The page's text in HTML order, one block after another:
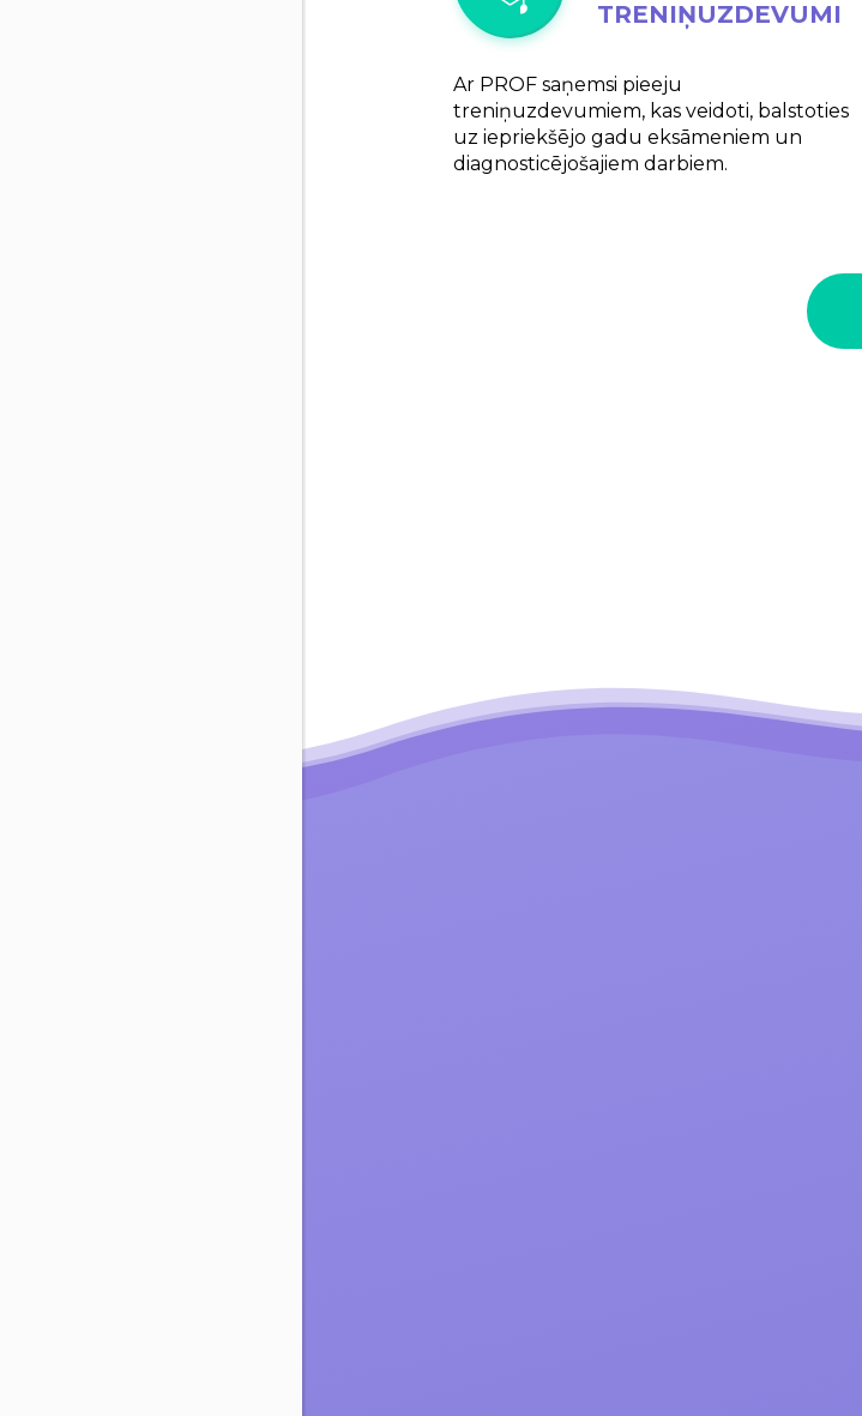
TRENIŅUZDEVUMI
Ar PROF saņemsi pieeju
treniņuzdevumiem, kas veidoti, balstoties
uz iepriekšējo gadu eksāmeniem un
diagnosticējošajiem darbiem.